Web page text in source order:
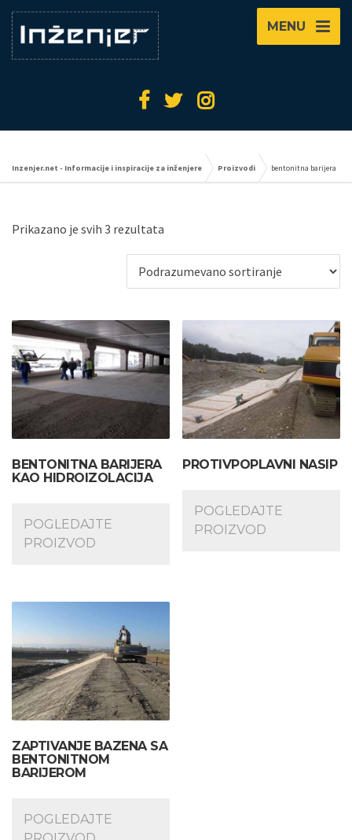
MENU
Inzenjer.net - Informacije i inspiracije za inženjere Proizvodi bentonitna barijera
Prikazano je svih 3 rezultata
BENTONITNA BARIJERA
KAO HIDROIZOLACIJA
POGLEDAJTE
PROIZVOD
PROTIVPOPLAVNI NASIP
POGLEDAJTE
PROIZVOD
ZAPTIVANJE BAZENA SA
BENTONITNOM
BARIJEROM
POGLEDAJTE